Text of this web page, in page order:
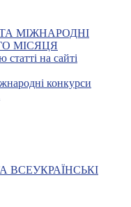
МІЖНАРОДНІ
МІСЯЦЯ
статті на сайті
конкурси
ВСЕУКРАЇНСЬКІ